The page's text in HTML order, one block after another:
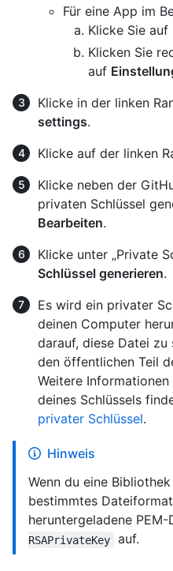
Für eine App im
Klicke Sie auf
Klicken Sie
auf
Klicke in der linken
settings.
Klicke auf der linken
Klicke neben der
privaten Schlüssel
Bearbeiten.
Klicke unter „Private
Schlüssel generieren.
Es wird ein privater
deinen Computer
darauf, diese Datei
den öffentlichen Teil
Weitere
deines Schlüssels
privater Schlüssel.
Hinweis
Wenn du eine
bestimmtes
heruntergeladene
RSAPrivateKey
auf.